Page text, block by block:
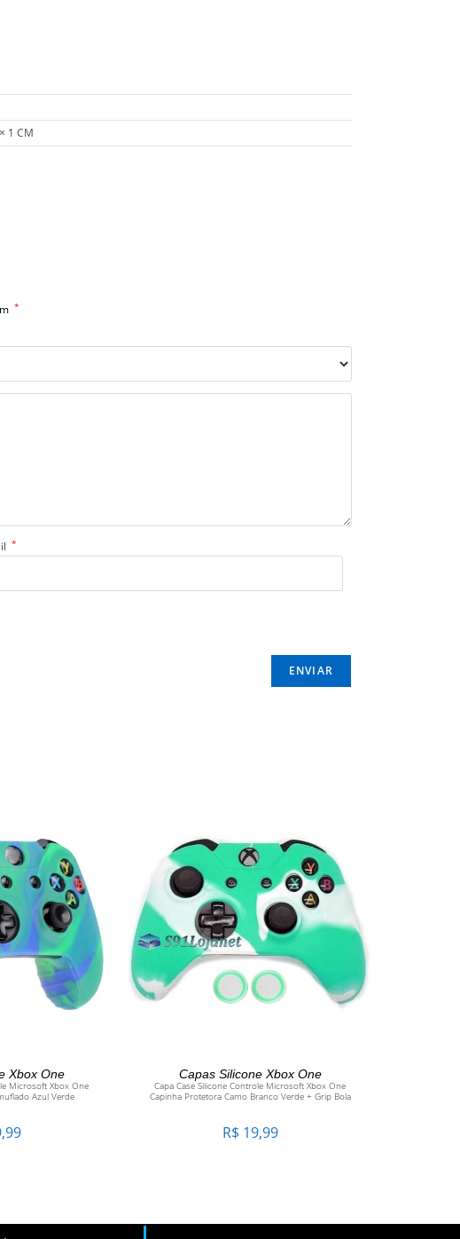
1 CM
*
*
CARRINHO
Xbox One
Microsoft Xbox One
Azul Verde
ADICIONAR AO CARRINHO
Capas Silicone Xbox One
Capa Case Silicone Controle Microsoft Xbox One
Capinha Protetora Camo Branco Verde + Grip Bola
R$ 19,99